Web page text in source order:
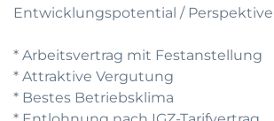
Entwicklungspotential /
* Arbeitsvertrag mit Festanstellung
* Attraktive Vergutung
* Bestes Betriebsklima